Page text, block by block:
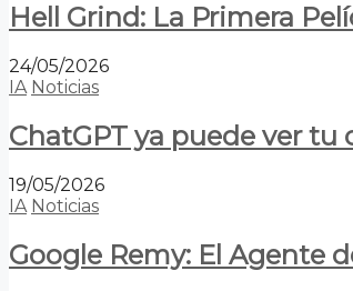
Hell Grind: La Primera
24/05/2026
IA Noticias
ChatGPT ya puede ver
19/05/2026
IA Noticias
Google Remy: El Agente